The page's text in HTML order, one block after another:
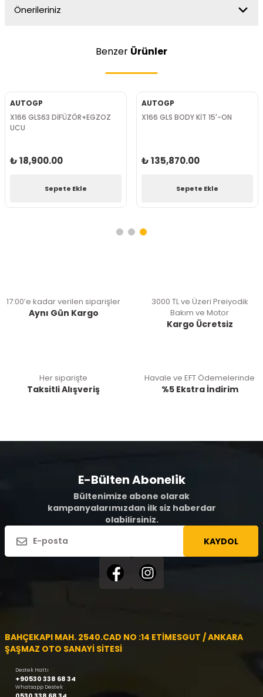
Önerileriniz
Benzer Ürünler
AUTOGP
X166 GLS63 DİFÜZÖR+EGZOZ
UCU
₺ 18,900.00
Sepete Ekle
AUTOGP
X166 GLS BODY KİT 15'-ON
₺ 135,870.00
Sepete Ekle
17:00’e kadar verilen siparişler
Aynı Gün Kargo
3000 TL ve Üzeri Preiyodik
Bakım ve Motor
Kargo Ücretsiz
Her siparişte
Taksitli Alışveriş
Havale ve EFT Ödemelerinde
%5 Ekstra İndirim
E-Bülten Abonelik
Bültenimize abone olarak
kampanyalarımızdan ilk siz haberdar
olabilirsiniz.
KAYDOL
BAHÇEKAPI MAH. 2540.CAD NO :14 ETİMESGUT / ANKARA
ŞAŞMAZ OTO SANAYİ SİTESİ
Destek Hattı
+90530 338 68 34
Whatsapp Destek